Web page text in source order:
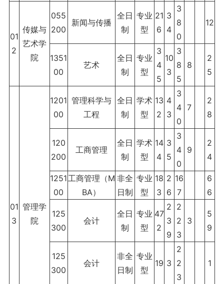
01
2
传媒与
艺术学
院
055
200
新闻与传播
全日
制
专业
型
21
6
3
4
3
8
0
12
1351
00
艺术
全日
制
专业
型
3
4
5
10
3
3
8
5
8
2
5
01
3
管理学
院
1201
00
管理科学与
工程
全日
制
学术
型
13
2
4
3
3
4
0
7
2
8
120
200
工商管理
全日
制
学术
型
14
4
3
5
3
4
0
9
2
4
1251
00
工商管理（M
BA）
非全
日制
专业
型
18
3
2
6
16
7
6
6
125
300
会计
全日
制
专业
型
47
2
2
3
9
2
2
3
3
5
9
125
300
会计
非全
日制
专业
型
19 3
2
2
3
1